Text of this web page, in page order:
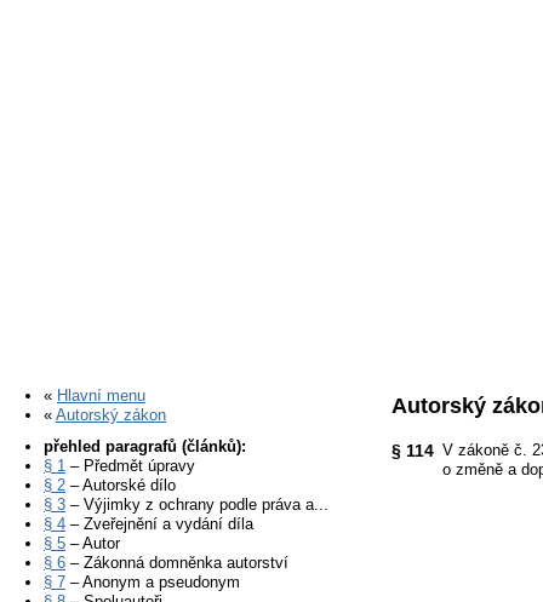
« Hlavní menu
« Autorský zákon
přehled paragrafů (článků):
§ 1 – Předmět úpravy
§ 2 – Autorské dílo
§ 3 – Výjimky z ochrany podle práva a...
§ 4 – Zveřejnění a vydání díla
§ 5 – Autor
§ 6 – Zákonná domněnka autorství
§ 7 – Anonym a pseudonym
Autorský
§ 114 V zákoně č.
o změně a